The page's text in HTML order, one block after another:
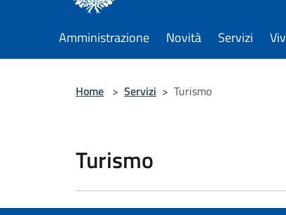
Amministrazione Novità Servizi
Home > Servizi > Turismo
Turismo